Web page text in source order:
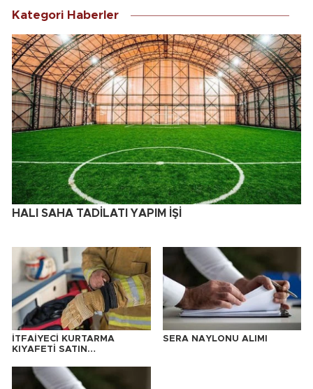
Kategori Haberler
HALI SAHA TADİLATI YAPIM İŞİ
İTFAİYECİ KURTARMA
KIYAFETİ SATIN
SERA NAYLONU ALIMI